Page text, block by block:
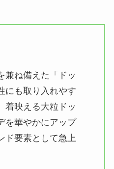
兼ね備えた「ドッ
にも取り入れやす
着映える大粒ドッ
を華やかにアップ
ド要素として急上